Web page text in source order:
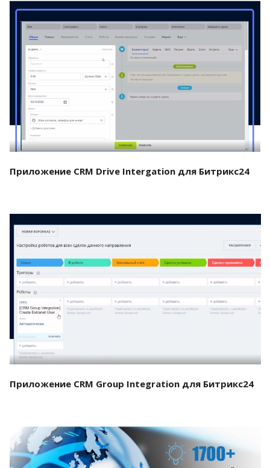
Смотреть проект
Приложение CRM Drive Intergation для Битрикс24
Смотреть проект
Приложение CRM Group Integration для Битрикс24